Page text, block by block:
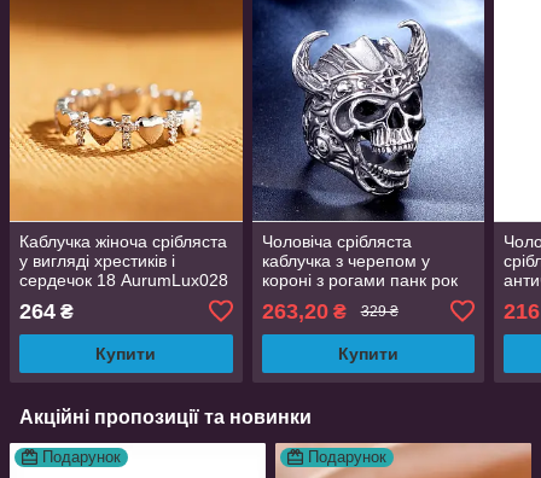
Каблучка жіноча срібляста
у вигляді хрестиків і
сердечок 18 AurumLux028
264 ₴
Купити
Чоловіча срібляста
каблучка з черепом у
короні з рогами панк рок
байкер стиль регульована
SkullLux179
263,20₴ 329 ₴
Купити
216
Акційні пропозиції та новинки
Подарунок Подарунок